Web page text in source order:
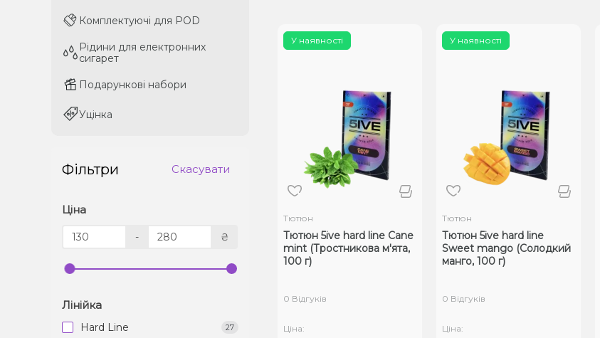
Комплектуючі для POD
Рідини для електронних
сигарет
Подарункові набори
Уцінка
Комплектуючі для POD
Рідини для електронних
сигарет
Подарункові набори
Уцінка
Фільтри Скасувати
Ціна
- ₴
Лінійка
Hard Line 27
У наявності
Тютюн
Тютюн 5ive hard line Cane
mint (Тростникова м'ята,
100 г)
0 Відгуків
Ціна:
У наявності
Тютюн
Тютюн 5ive hard line
Sweet mango (Солодкий
манго, 100 г)
0 Відгуків
Ціна: